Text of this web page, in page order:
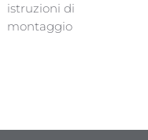
istruzioni di
montaggio